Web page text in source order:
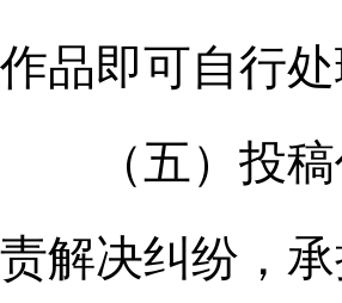
作品即可自行处
（五）投稿
责解决纠纷，